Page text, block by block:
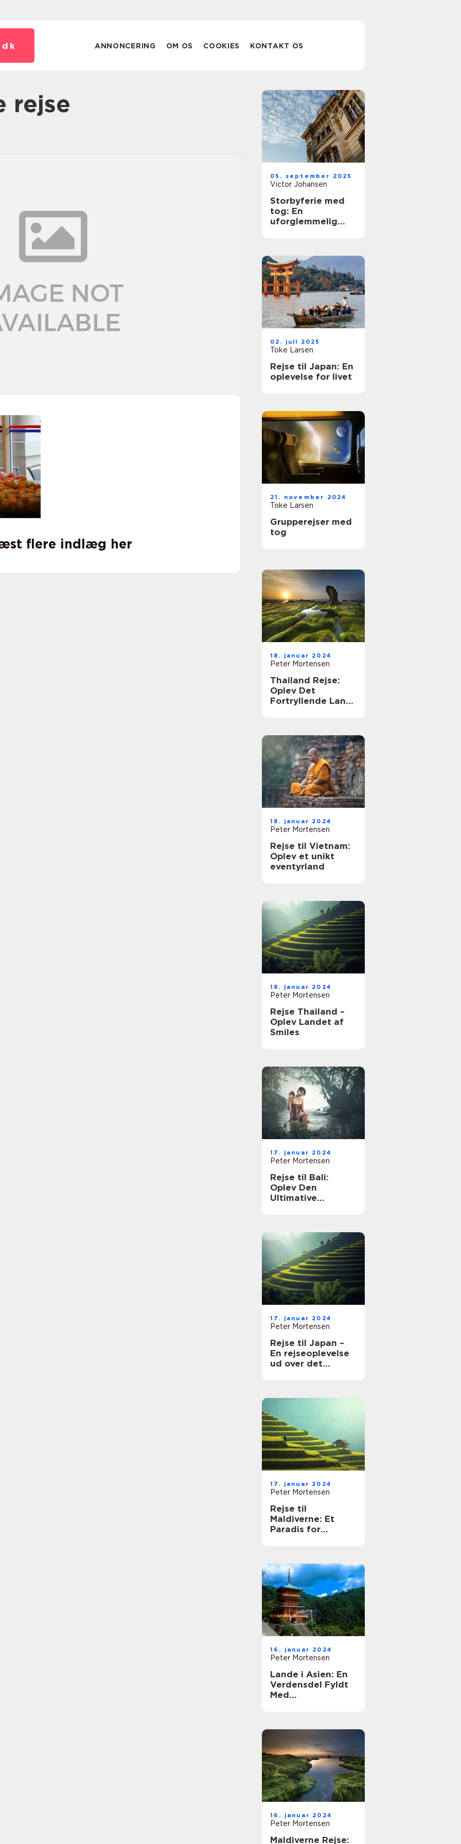
dk ANNONCERING OM OS COOKIES KONTAKT OS
rejse
flere indlæg her
05. september 2025
Victor Johansen
Storbyferie med
tog: En
uforglemmelig
02. juli 2025
Toke Larsen
Rejse til Japan: En
oplevelse for livet
21. november 2024
Toke Larsen
Grupperejser med
tog
18. januar 2024
Peter Mortensen
Thailand Rejse:
Oplev Det
Fortryllende Land
18. januar 2024
Peter Mortensen
Rejse til Vietnam:
Oplev et unikt
eventyrland
18. januar 2024
Peter Mortensen
Rejse Thailand –
Oplev Landet af
Smiles
17. januar 2024
Peter Mortensen
Rejse til Bali:
Oplev Den
Ultimative
17. januar 2024
Peter Mortensen
Rejse til Japan –
En rejseoplevelse
ud over det
17. januar 2024
Peter Mortensen
Rejse til
Maldiverne: Et
Paradis for
16. januar 2024
Peter Mortensen
Lande i Asien: En
Verdensdel Fyldt
Med
16. januar 2024
Peter Mortensen
Maldiverne Rejse: